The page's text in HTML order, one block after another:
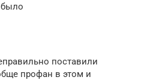
поставили
профан в этом и